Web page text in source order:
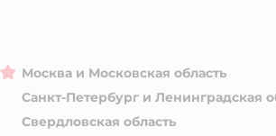
Москва и Московская область
Санкт-Петербург и Ленинградская
Свердловская область